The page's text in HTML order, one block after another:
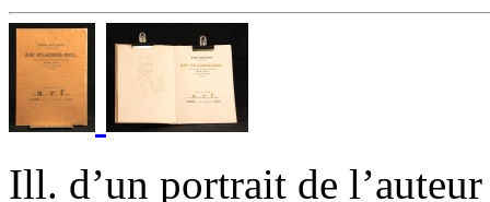
‎Ill. d’un portrait de